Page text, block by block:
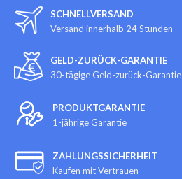
SCHNELLVERSAND
Versand innerhalb 24 Stunden
GELD-ZURÜCK-GARANTIE
30-tägige Geld-zurück-Garantie
PRODUKTGARANTIE
1-jährige Garantie
ZAHLUNGSSICHERHEIT
Kaufen mit Vertrauen